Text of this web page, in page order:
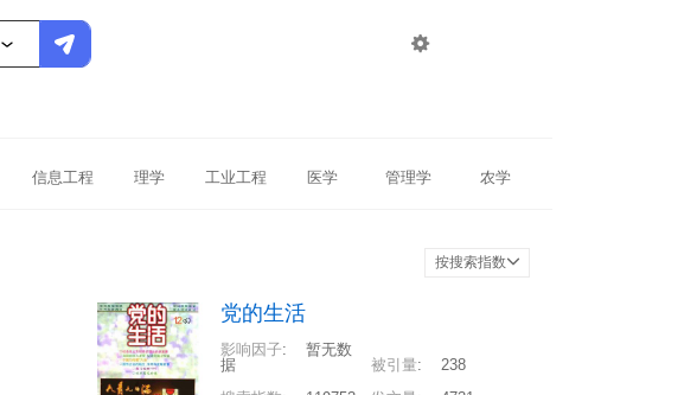

信息工程 理学 工业工程 医学 管理学 农学
按搜索指数
党的生活
影响因子:
暂无数
据
被引量:
238